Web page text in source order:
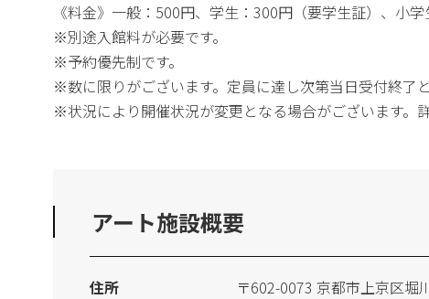
《料金》一般：500円、学生：300円（要学生証）、小
※別途入館料が必要です。
※予約優先制です。
※数に限りがございます。定員に達し次第当日受付終了と
※状況により開催状況が変更となる場合がございます。
アート施設概要
住所
〒602-0073 京都市上京区堀